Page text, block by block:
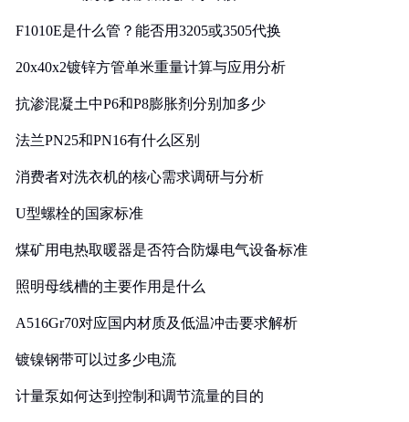
F1010E是什么管？能否用3205或3505代换
20x40x2镀锌方管单米重量计算与应用分析
抗渗混凝土中P6和P8膨胀剂分别加多少
法兰PN25和PN16有什么区别
消费者对洗衣机的核心需求调研与分析
U型螺栓的国家标准
煤矿用电热取暖器是否符合防爆电气设备标准
照明母线槽的主要作用是什么
A516Gr70对应国内材质及低温冲击要求解析
镀镍钢带可以过多少电流
计量泵如何达到控制和调节流量的目的